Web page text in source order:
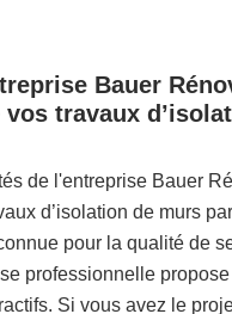
Bauer
travaux
de l'entreprise Bauer
d’isolation de murs
pour la qualité de
professionnelle
Si vous avez le